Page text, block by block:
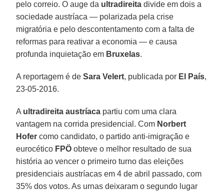
pelo correio. O auge da ultradireita divide em dois a
sociedade austríaca — polarizada pela crise
migratória e pelo descontentamento com a falta de
reformas para reativar a economia — e causa
profunda inquietação em Bruxelas.
A reportagem é deSara Velert, publicada por El País,
23-05-2016.
A ultradireita austríaca partiu com uma clara
vantagem na corrida presidencial. Com Norbert
Hofer como candidato, o partido anti-imigração e
eurocético FPÖ obteve o melhor resultado de sua
história ao vencer o primeiro turno das eleições
presidenciais austríacas em 4 de abril passado, com
35% dos votos. As urnas deixaram o segundo lugar